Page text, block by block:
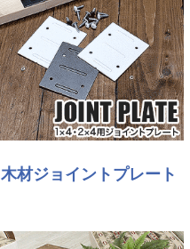
木材ジョイントプレート